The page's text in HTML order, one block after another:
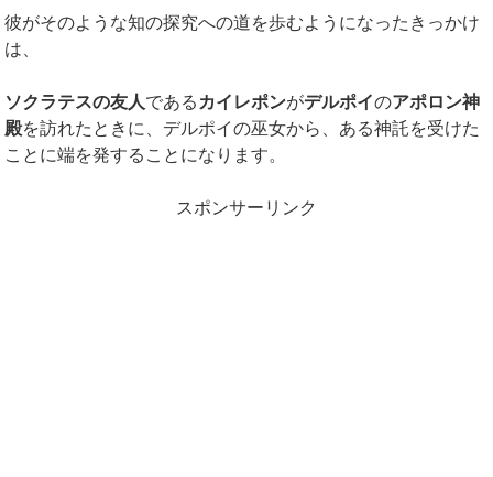
彼がそのような知の探究への道を歩むようになったきっかけ
は、
ソクラテスの友人である カイレポンがデルポイのアポロン神
殿を訪れたときに、デルポイの巫女から、ある神託を受けた
ことに端を発することになります。
スポンサーリンク